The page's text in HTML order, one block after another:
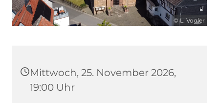
© L. Vogler
Mittwoch, 25. November 2026,
19:00 Uhr